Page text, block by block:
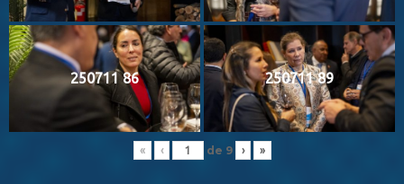
250711 86 250711 89
« ‹ de 9 › »